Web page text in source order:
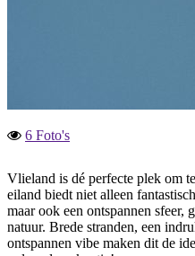
6 Foto's
Vlieland is dé perfecte plek om
eiland biedt niet alleen
maar ook een ontspannen sfeer,
natuur. Brede stranden, een
ontspannen vibe maken dit de